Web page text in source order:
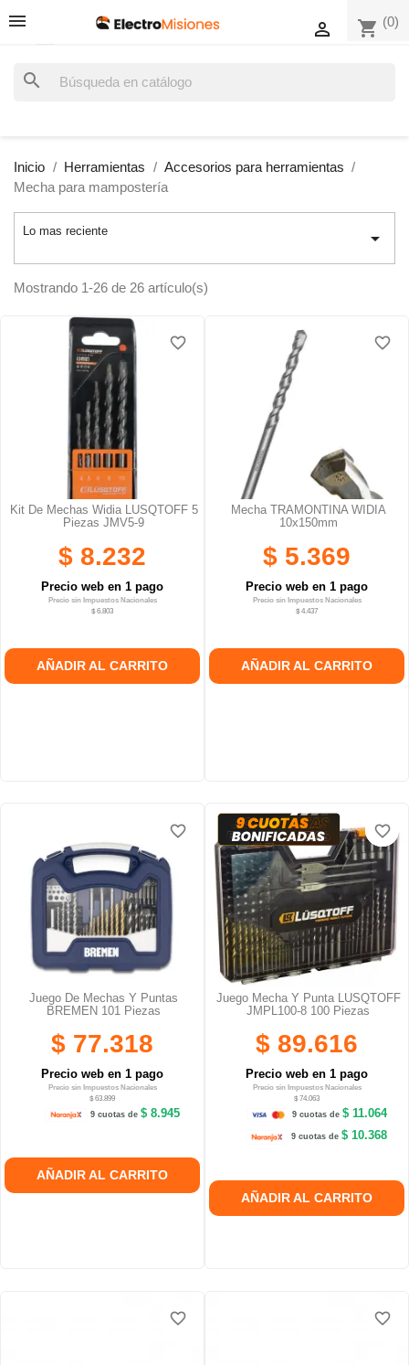
shopping_cart (0)

search
Inicio Herramientas
Accesorios para herramientas
Mecha para mampostería
Lo mas reciente 
Mostrando 1-26 de 26 artículo(s)
Kit De Mechas Widia LUSQTOFF 5
Piezas JMV5-9
$ 8.232
Precio web en 1 pago
Precio sin Impuestos Nacionales
$ 6.803
AÑADIR AL CARRITO
favorite_border
favorite_border
Mecha TRAMONTINA WIDIA
10x150mm
$ 5.369
Precio web en 1 pago
Precio sin Impuestos Nacionales
$ 4.437
AÑADIR AL CARRITO
favorite_border
favorite_border
Juego De Mechas Y Puntas
BREMEN 101 Piezas
$ 77.318
Precio web en 1 pago
Precio sin Impuestos Nacionales
$ 63.899
9 cuotas de $ 8.945
AÑADIR AL CARRITO
favorite_border
favorite_border
Juego Mecha Y Punta LUSQTOFF
JMPL100-8 100 Piezas
$ 89.616
Precio web en 1 pago
Precio sin Impuestos Nacionales
$ 74.063
9 cuotas de $ 11.064
9 cuotas de$ 10.368
AÑADIR AL CARRITO
favorite_border
favorite_border
favorite_border
favorite_border favorite_border
favorite_border